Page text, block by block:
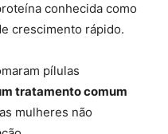
conhecida como
crescimento rápido.
pílulas
tratamento comum
mulheres não